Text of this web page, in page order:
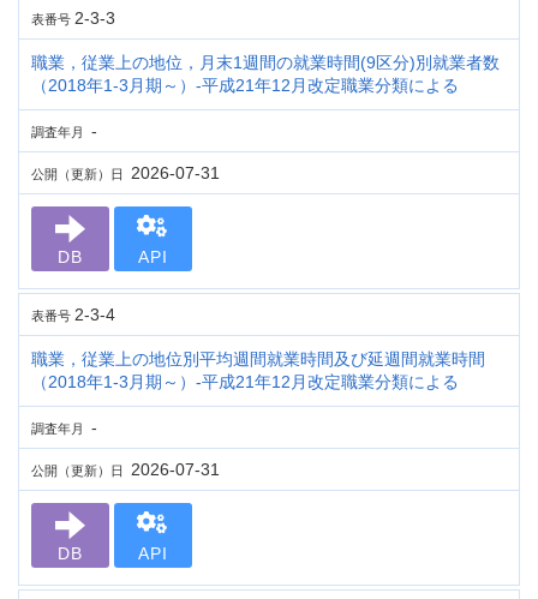
表番号 2-3-3
職業，従業上の地位，月末1週間の就業時間(9区分)別就業者数
（2018年1-3月期～）-平成21年12月改定職業分類による
調査年月 -
公開（更新）日 2026-07-31
DB API
表番号 2-3-4
職業，従業上の地位別平均週間就業時間及び延週間就業時間
（2018年1-3月期～）-平成21年12月改定職業分類による
調査年月 -
公開（更新）日 2026-07-31
DB API